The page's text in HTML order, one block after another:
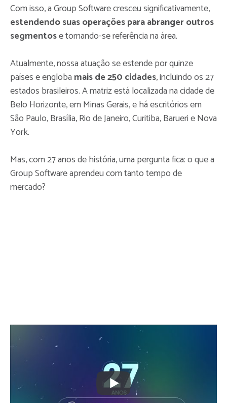
Com isso, a Group Software cresceu significativamente,
estendendo suas operações para abranger outros
segmentose tornando-se referência na área.
Atualmente, nossa atuação se estende por quinze
países e engloba mais de 250 cidades, incluindo os 27
estados brasileiros. A matriz está localizada na cidade de
Belo Horizonte, em Minas Gerais, e há escritórios em
São Paulo, Brasília, Rio de Janeiro, Curitiba, Barueri e Nova
York.
Mas, com 27 anos de história, uma pergunta fica: o que a
Group Software aprendeu com tanto tempo de
mercado?